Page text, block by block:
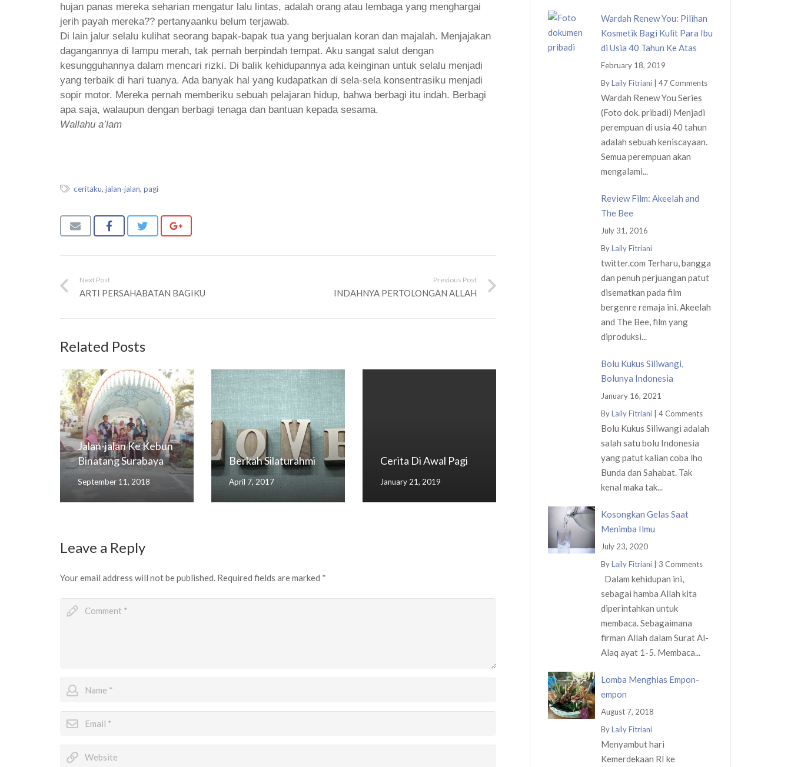
hujan panas mereka seharian mengatur lalu lintas, adalah orang atau lembaga yang menghargai
jerih payah mereka?? pertanyaanku belum terjawab.
Di lain jalur selalu kulihat seorang bapak-bapak tua yang berjualan koran dan majalah. Menjajakan
dagangannya di lampu merah, tak pernah berpindah tempat. Aku sangat salut dengan
kesungguhannya dalam mencari rizki. Di balik kehidupannya ada keinginan untuk selalu menjadi
yang terbaik di hari tuanya. Ada banyak hal yang kudapatkan di sela-sela konsentrasiku menjadi
sopir motor. Mereka pernah memberiku sebuah pelajaran hidup, bahwa berbagi itu indah. Berbagi
apa saja, walaupun dengan berbagi tenaga dan bantuan kepada sesama.
Wallahu a’lam
ceritaku, jalan-jalan, pagi
Previous Post
INDAHNYA PERTOLONGAN ALLAH
Next Post
ARTI PERSAHABATAN BAGIKU
Related Posts
Jalan-jalan Ke Kebun
Binatang Surabaya
September 11, 2018
Berkah Silaturahmi
April 7, 2017
Cerita Di Awal Pagi
January 21, 2019
Leave a Reply
Your email address will not be published. Required fields are marked *
Wardah Renew You: Pilihan
Kosmetik Bagi Kulit Para Ibu
di Usia 40 Tahun Ke Atas
February 18, 2019
ByLaily Fitriani | 47 Comments
Wardah Renew You Series
(Foto dok. pribadi) Menjadi
perempuan di usia 40 tahun
adalah sebuah keniscayaan.
Semua perempuan akan
mengalami...
Review Film: Akeelah and
The Bee
July 31, 2016
ByLaily Fitriani
twitter.com Terharu, bangga
dan penuh perjuangan patut
disematkan pada film
bergenre remaja ini. Akeelah
and The Bee, film yang
diproduksi...
Bolu Kukus Siliwangi,
Bolunya Indonesia
January 16, 2021
ByLaily Fitriani | 4 Comments
Bolu Kukus Siliwangi adalah
salah satu bolu Indonesia
yang patut kalian coba lho
Bunda dan Sahabat. Tak
kenal maka tak...
Kosongkan Gelas Saat
Menimba Ilmu
July 23, 2020
ByLaily Fitriani | 3 Comments
Dalam kehidupan ini,
sebagai hamba Allah kita
diperintahkan untuk
membaca. Sebagaimana
firman Allah dalam Surat Al-
Alaq ayat 1-5. Membaca...
Lomba Menghias Empon-
empon
August 7, 2018
ByLaily Fitriani
Menyambut hari
Kemerdekaan RI ke